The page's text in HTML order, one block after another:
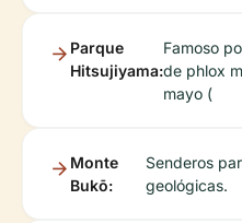
Parque
Hitsujiyama:
Famoso
de phlox
mayo (
Monte
Bukō:
Senderos
geológicas.